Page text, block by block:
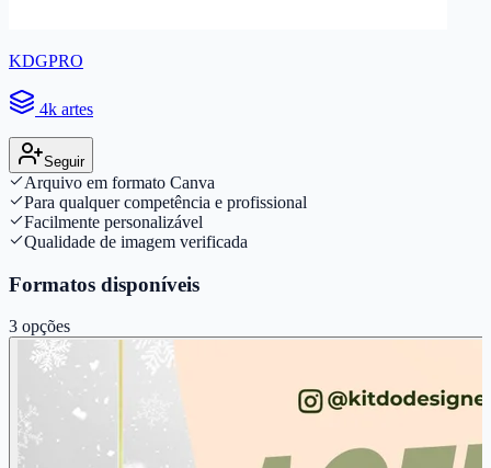
KDGPRO
4k artes
Seguir
Arquivo em formato Canva
Para qualquer competência e profissional
Facilmente personalizável
Qualidade de imagem verificada
Formatos disponíveis
3 opções